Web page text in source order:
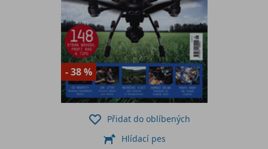
- 38 %
Přidat do oblíbených
Hlídací pes